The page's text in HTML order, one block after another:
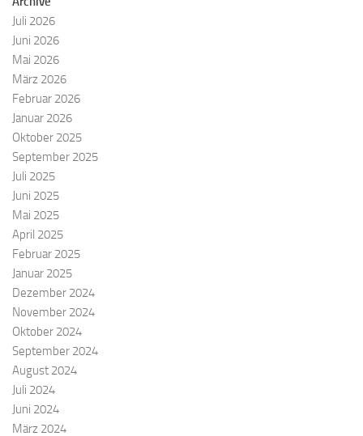
Juli 2026
Juni 2026
Mai 2026
März 2026
Februar 2026
Januar 2026
Oktober 2025
September 2025
Juli 2025
Juni 2025
Mai 2025
April 2025
Februar 2025
Januar 2025
Dezember 2024
November 2024
Oktober 2024
September 2024
August 2024
Juli 2024
Juni 2024
März 2024